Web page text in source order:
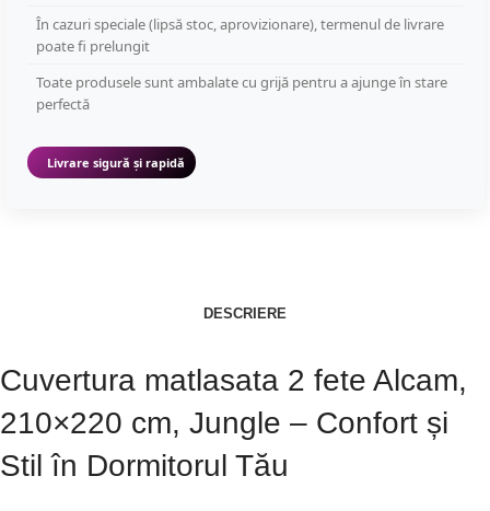
În cazuri speciale (lipsă stoc, aprovizionare), termenul de livrare
poate fi prelungit
Toate produsele sunt ambalate cu grijă pentru a ajunge în stare
perfectă
Livrare sigură și rapidă
DESCRIERE
Cuvertura matlasata 2 fete Alcam,
210×220 cm, Jungle – Confort și
Stil în Dormitorul Tău